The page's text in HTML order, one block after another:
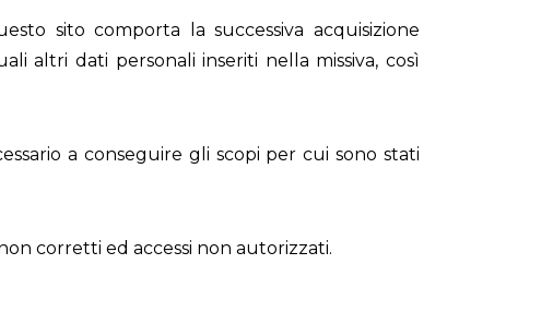
sito comporta la successiva acquisizione
altri dati personali inseriti nella missiva, così
a conseguire gli scopi per cui sono stati
corretti ed accessi non autorizzati.